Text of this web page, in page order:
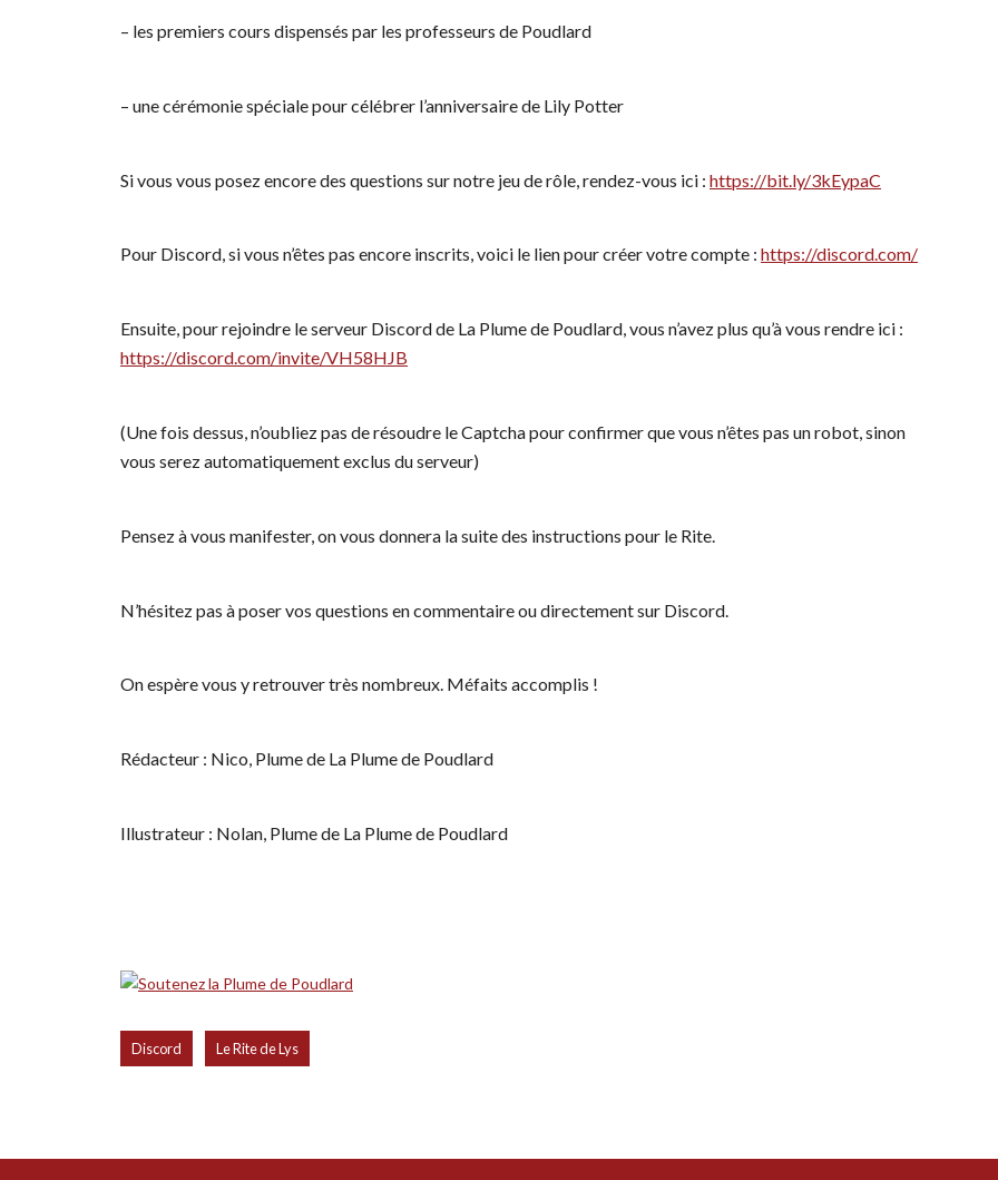
– les premiers cours dispensés par les professeurs de Poudlard
– une cérémonie spéciale pour célébrer l’anniversaire de Lily Potter
Si vous vous posez encore des questions sur notre jeu de rôle, rendez-vous ici : https://bit.ly/3kEypaC
Pour Discord, si vous n’êtes pas encore inscrits, voici le lien pour créer votre compte : https://discord.com/
Ensuite, pour rejoindre le serveur Discord de La Plume de Poudlard, vous n’avez plus qu’à vous rendre ici :
https://discord.com/invite/VH58HJB
(Une fois dessus, n’oubliez pas de résoudre le Captcha pour confirmer que vous n’êtes pas un robot, sinon
vous serez automatiquement exclus du serveur)
Pensez à vous manifester, on vous donnera la suite des instructions pour le Rite.
N’hésitez pas à poser vos questions en commentaire ou directement sur Discord.
On espère vous y retrouver très nombreux. Méfaits accomplis !
Rédacteur : Nico, Plume de La Plume de Poudlard
Illustrateur : Nolan, Plume de La Plume de Poudlard
Discord Le Rite de Lys